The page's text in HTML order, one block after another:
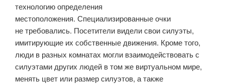
технологию определения
местоположения. Специализированные очки
не требовались. Посетители видели свои силуэты,
имитирующие их собственные движения. Кроме того,
люди в разных комнатах могли взаимодействовать с
силуэтами других людей в том же виртуальном мире,
менять цвет или размер силуэтов, а также